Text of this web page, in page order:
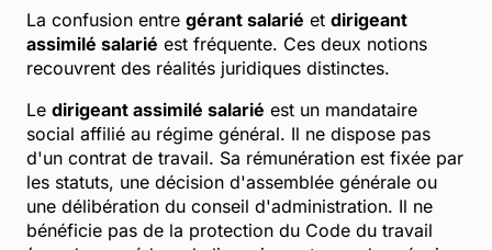
La confusion entre gérant salarié et dirigeant
assimilé salarié est fréquente. Ces deux notions
recouvrent des réalités juridiques distinctes.
Le dirigeant assimilé salarié est un mandataire
social affilié au régime général. Il ne dispose pas
d'un contrat de travail. Sa rémunération est fixée par
les statuts, une décision d'assemblée générale ou
une délibération du conseil d'administration. Il ne
bénéficie pas de la protection du Code du travail